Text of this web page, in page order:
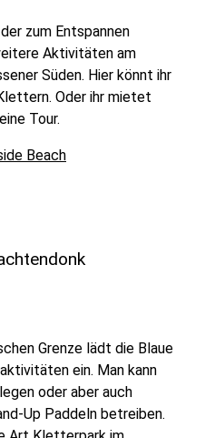
zum Entspannen
Aktivitäten am
Süden. Hier könnt ihr
Oder ihr mietet
Tour.
Beach
Grenze lädt die Blaue
ein. Man kann
oder aber auch
Up Paddeln betreiben.